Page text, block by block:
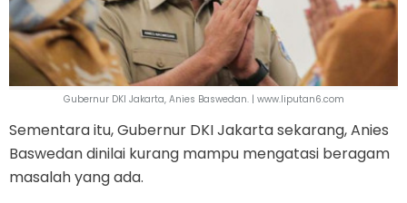
Gubernur DKI Jakarta, Anies Baswedan. | www.liputan6.com
Sementara itu, Gubernur DKI Jakarta sekarang, Anies
Baswedan dinilai kurang mampu mengatasi beragam
masalah yang ada.